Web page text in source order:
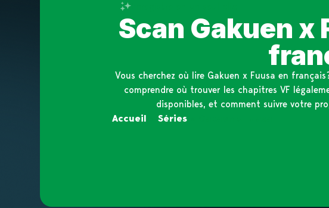
Enregistre en un seul clic
Scan Gakuen x
Vous cherchez où lire Gakuen x Fuusa en
comprendre où trouver les chapitres VF
disponibles, et comment suivre votre
Accueil »Séries